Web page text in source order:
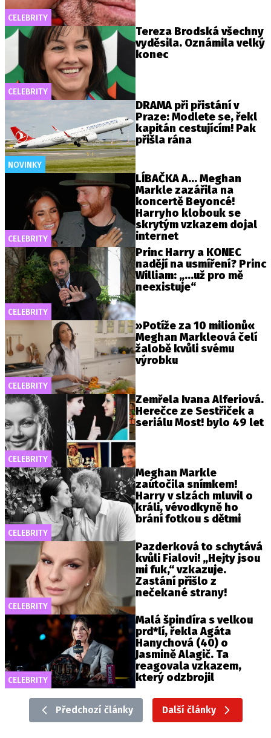
CELEBRITY
CELEBRITY
Tereza Brodská všechny
vyděsila. Oznámila velký
konec
NOVINKY
DRAMA při přistání v
Praze: Modlete se, řekl
kapitán cestujícím! Pak
přišla rána
CELEBRITY
LÍBAČKA A... Meghan
Markle zazářila na
koncertě Beyoncé!
Harryho klobouk se
skrytým vzkazem dojal
internet
CELEBRITY
Princ Harry a KONEC
nadějí na usmíření? Princ
William: „...už pro mě
neexistuje“
CELEBRITY
»Potíže za 10 milionů«
Meghan Markleová čelí
žalobě kvůli svému
výrobku
CELEBRITY
Zemřela Ivana Alferiová.
Herečce ze Sestřiček a
seriálu Most! bylo 49 let
CELEBRITY
Meghan Markle
zaútočila snímkem!
Harry v slzách mluvil o
králi, vévodkyně ho
brání fotkou s dětmi
CELEBRITY
Pazderková to schytává
kvůli Fialovi! „Hejty jsou
mi fuk,“ vzkazuje.
Zastání přišlo z
nečekané strany!
CELEBRITY
Malá špindíra s velkou
prd*lí, řekla Agáta
Hanychová (40) o
Jasmině Alagič. Ta
reagovala vzkazem,
který odzbrojil
Předchozí články Další články